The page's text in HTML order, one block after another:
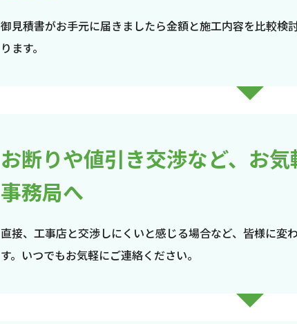
御見積書がお手元に届きましたら金額と施工内容を比較検
ります。
お断りや値引き交渉など、お
事務局へ
直接、工事店と交渉しにくいと感じる場合など、皆様に変
す。いつでもお気軽にご連絡ください。